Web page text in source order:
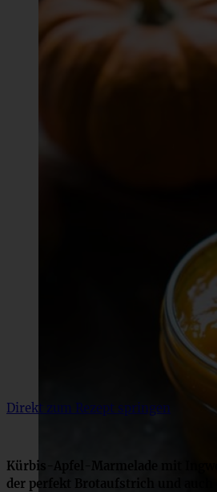
Direkt zum Rezept springen
Kürbis-Apfel-Marmelade mit
der perfekt Brotaufstrich und auch